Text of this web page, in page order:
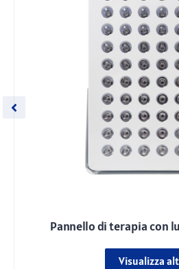
Pannello di terapia con
Visualizza